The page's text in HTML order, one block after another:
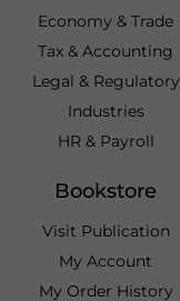
Economy & Trade
Tax & Accounting
Legal & Regulatory
Industries
HR & Payroll
Bookstore
Visit Publication
My Account
My Order History